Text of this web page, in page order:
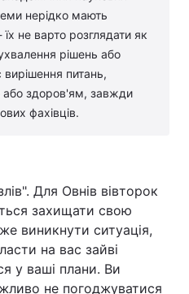
нерідко мають
не варто розглядати як
рішень або
вирішення питань,
або здоров'ям, завжди
фахівців.
Для Овнів вівторок
захищати свою
виникнути ситуація,
на вас зайві
у ваші плани. Ви
не погоджуватися